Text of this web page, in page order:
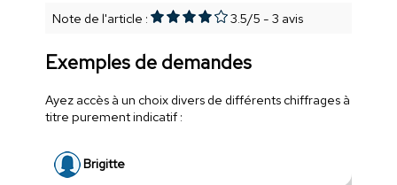
Note de l'article : 3.5/5 - 3 avis
Exemples de demandes
Ayez accès à un choix divers de différents chiffrages à
titre purement indicatif :
Brigitte